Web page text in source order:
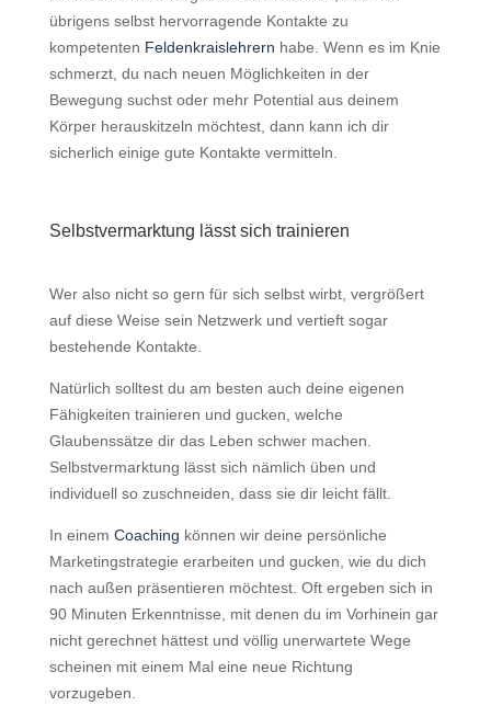
übrigens selbst hervorragende Kontakte zu
kompetenten Feldenkraislehrern habe. Wenn es im Knie
schmerzt, du nach neuen Möglichkeiten in der
Bewegung suchst oder mehr Potential aus deinem
Körper herauskitzeln möchtest, dann kann ich dir
sicherlich einige gute Kontakte vermitteln.
Selbstvermarktung lässt sich trainieren
Wer also nicht so gern für sich selbst wirbt, vergrößert
auf diese Weise sein Netzwerk und vertieft sogar
bestehende Kontakte.
Natürlich solltest du am besten auch deine eigenen
Fähigkeiten trainieren und gucken, welche
Glaubenssätze dir das Leben schwer machen.
Selbstvermarktung lässt sich nämlich üben und
individuell so zuschneiden, dass sie dir leicht fällt.
In einem Coaching können wir deine persönliche
Marketingstrategie erarbeiten und gucken, wie du dich
nach außen präsentieren möchtest. Oft ergeben sich in
90 Minuten Erkenntnisse, mit denen du im Vorhinein gar
nicht gerechnet hättest und völlig unerwartete Wege
scheinen mit einem Mal eine neue Richtung
vorzugeben.